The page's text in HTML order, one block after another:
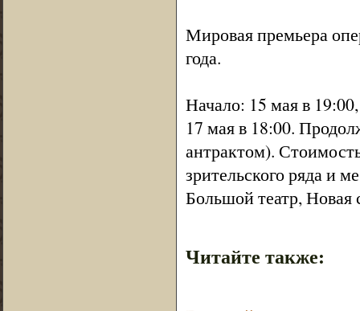
Мировая премьера
года.
Начало: 15 мая в
17 мая в 18:00.
антрактом).
зрительского ряда и
Большой театр, Новая
Читайте также: